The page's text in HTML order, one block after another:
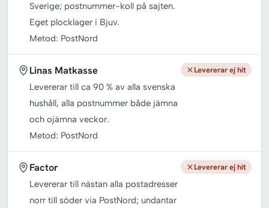
Sverige; postnummer-koll på sajten.
Eget plocklager i Bjuv.
Metod: PostNord
Linas Matkasse
Levererar till ca 90 % av alla svenska
hushåll, alla postnummer både jämna
och ojämna veckor.
Metod: PostNord
Levererar ej hit
Factor
Levererar till nästan alla postadresser
norr till söder via PostNord; undantar
Levererar ej hit